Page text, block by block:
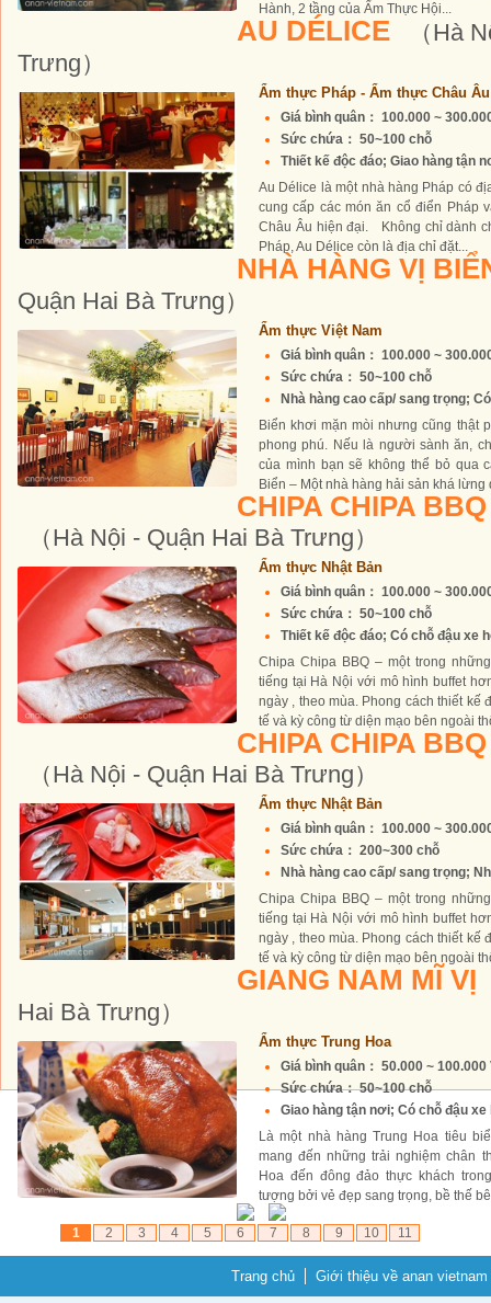
Hành, 2 tầng của Ẩm Thực Hội...
AU DÉLICE
（Hà
Trưng）
Ẩm thực Pháp - Ẩm thực Châu
Giá bình quân： 100.000 ~
Sức chứa： 50~100 chỗ
Thiết kế độc đáo; Giao hàng tận
Au Délice là một nhà hàng Pháp có
cung cấp các món ăn cổ điển Pháp
Châu Âu hiện đại. Không chỉ dành
Pháp, Au Délice còn là địa chỉ đặt...
NHÀ HÀNG VỊ
Quận Hai Bà Trưng）
Ẩm thực Việt Nam
Giá bình quân： 100.000 ~
Sức chứa： 50~100 chỗ
Nhà hàng cao cấp/ sang trọng;
Biển khơi mặn mòi nhưng cũng thật
phong phú. Nếu là người sành ăn,
của mình bạn sẽ không thể bỏ qua
Biển – Một nhà hàng hải sản khá lừng
CHIPA CHIPA
（Hà Nội - Quận Hai Bà Trưng）
Ẩm thực Nhật Bản
Giá bình quân： 100.000 ~
Sức chứa： 50~100 chỗ
Thiết kế độc đáo; Có chỗ đậu xe
Chipa Chipa BBQ – một trong
tiếng tại Hà Nội với mô hình buffet
ngày , theo mùa. Phong cách thiết kế
tế và kỳ công từ diện mạo bên ngoài
CHIPA CHIPA
（Hà Nội - Quận Hai Bà Trưng）
Ẩm thực Nhật Bản
Giá bình quân： 100.000 ~
Sức chứa： 200~300 chỗ
Nhà hàng cao cấp/ sang trọng;
Chipa Chipa BBQ – một trong
tiếng tại Hà Nội với mô hình buffet
ngày , theo mùa. Phong cách thiết kế
tế và kỳ công từ diện mạo bên ngoài
GIANG NAM MĨ VỊ
Hai Bà Trưng）
Ẩm thực Trung Hoa
Giá bình quân： 50.000 ~ 100.000
Sức chứa： 50~100 chỗ
Giao hàng tận nơi; Có chỗ đậu
Là một nhà hàng Trung Hoa tiêu
mang đến những trải nghiệm chân
Hoa đến đông đảo thực khách
tượng bởi vẻ đẹp sang trọng, bề thế
1 2 3 4 5 6 7 8 9 10 11
Trang chủ Giới thiệu về anan vietnam